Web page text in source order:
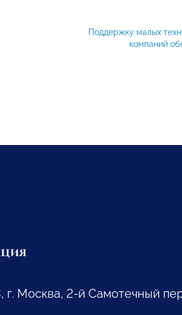
Поддержку малых
компаний
г. Москва, 2-й Самотечный